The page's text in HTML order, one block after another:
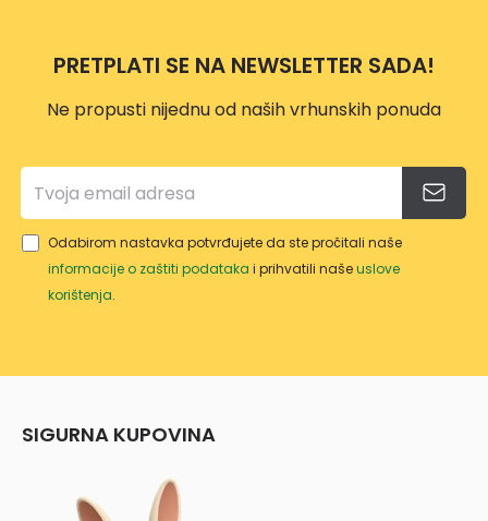
PRETPLATI SE NA NEWSLETTER SADA!
Ne propusti nijednu od naših vrhunskih ponuda
Odabirom nastavka potvrđujete da ste pročitali naše
informacije o zaštiti podataka i prihvatili našeuslove
korištenja.
SIGURNA KUPOVINA